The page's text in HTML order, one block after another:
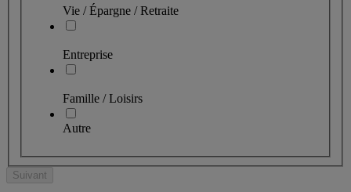
Vie / Épargne / Retraite
Entreprise
Famille / Loisirs
Autre
Suivant